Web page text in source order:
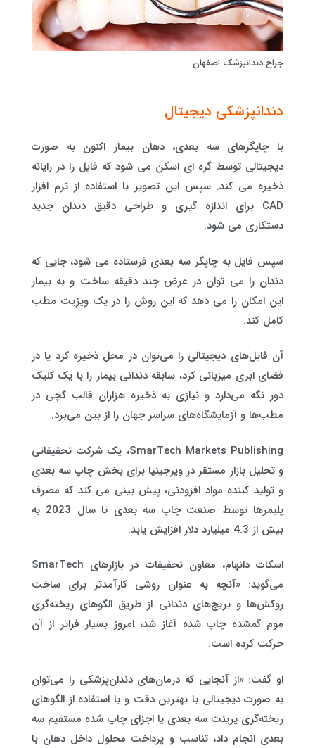
جراح دندانپزشک اصفهان
دندانپزشکی دیجیتال
با چاپگرهای سه بعدی، دهان بیمار اکنون به صورت
دیجیتالی توسط گره ای اسکن می شود که فایل را در رایانه
ذخیره می کند. سپس این تصویر با استفاده از نرم افزار
CAD برای اندازه گیری و طراحی دقیق دندان جدید
دستکاری می شود.
سپس فایل به چاپگر سه بعدی فرستاده می شود، جایی که
دندان را می توان در عرض چند دقیقه ساخت و به بیمار
این امکان را می دهد که این روش را در یک ویزیت مطب
کامل کند.
آن فایل‌های دیجیتالی را می‌توان در محل ذخیره کرد یا در
فضای ابری میزبانی کرد، سابقه دندانی بیمار را با یک کلیک
دور نگه می‌دارد و نیازی به ذخیره هزاران قالب گچی در
مطب‌ها و آزمایشگاه‌های سراسر جهان را از بین می‌برد.
SmarTech Markets Publishing، یک شرکت تحقیقاتی
و تحلیل بازار مستقر در ویرجینیا برای بخش چاپ سه بعدی
و تولید کننده مواد افزودنی، پیش بینی می کند که مصرف
پلیمرها توسط صنعت چاپ سه بعدی تا سال 2023 به
بیش از 4.3 میلیارد دلار افزایش یابد.
اسکات دانهام، معاون تحقیقات در بازارهای SmarTech
می‌گوید: «آنچه به عنوان روشی کارآمدتر برای ساخت
روکش‌ها و بریج‌های دندانی از طریق الگوهای ریخته‌گری
موم گمشده چاپ شده آغاز شد، امروز بسیار فراتر از آن
حرکت کرده است.
او گفت: «از آنجایی که درمان‌های دندان‌پزشکی را می‌توان
به صورت دیجیتالی با بهترین دقت و با استفاده از الگوهای
ریخته‌گری پرینت سه بعدی یا اجزای چاپ شده مستقیم سه
بعدی انجام داد، تناسب و پرداخت محلول داخل دهان با